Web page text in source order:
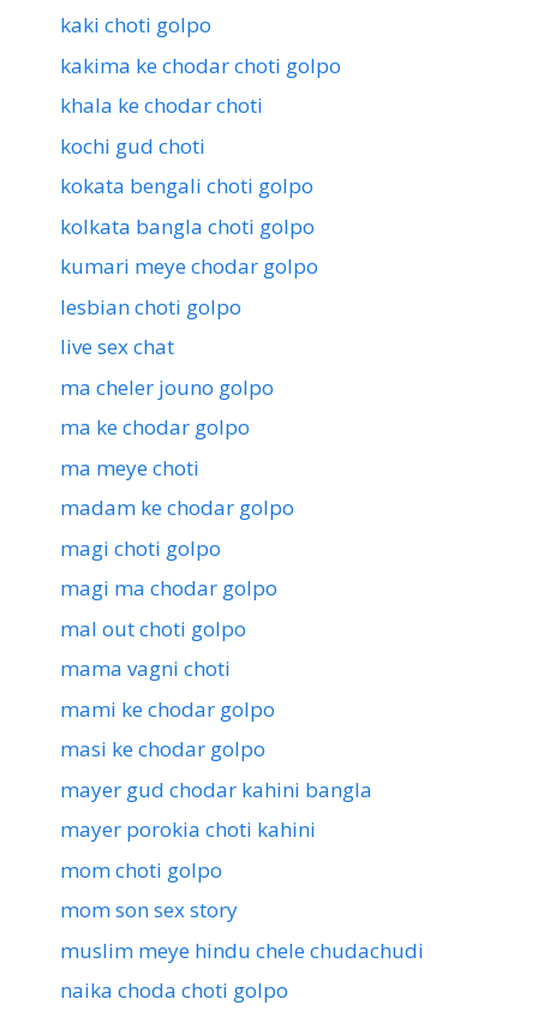
kaki choti golpo
kakima ke chodar choti golpo
khala ke chodar choti
kochi gud choti
kokata bengali choti golpo
kolkata bangla choti golpo
kumari meye chodar golpo
lesbian choti golpo
live sex chat
ma cheler jouno golpo
ma ke chodar golpo
ma meye choti
madam ke chodar golpo
magi choti golpo
magi ma chodar golpo
mal out choti golpo
mama vagni choti
mami ke chodar golpo
masi ke chodar golpo
mayer gud chodar kahini bangla
mayer porokia choti kahini
mom choti golpo
mom son sex story
muslim meye hindu chele chudachudi
naika choda choti golpo